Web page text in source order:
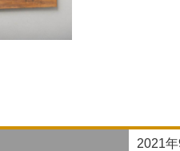
2021